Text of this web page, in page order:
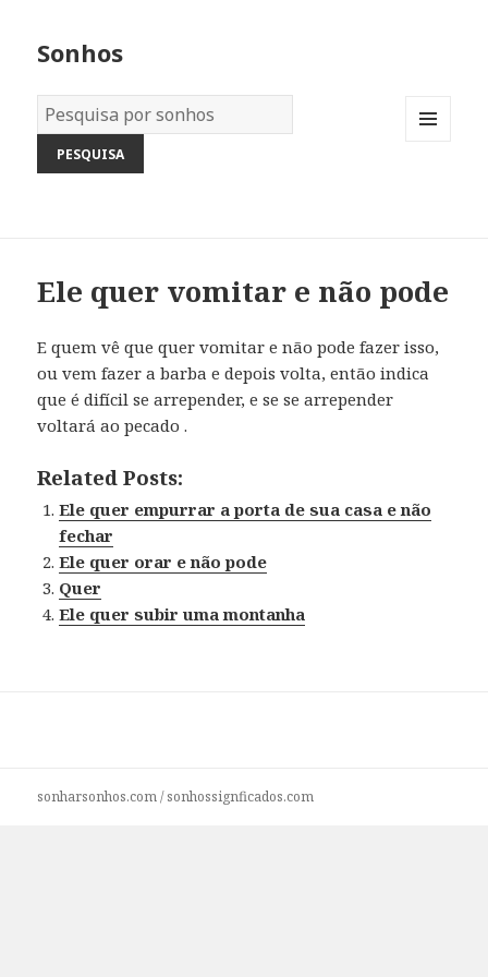
Sonhos
Dicionário
dos
Sonhos:
Ele quer vomitar e não pode
E quem vê que quer vomitar e não pode fazer isso,
ou vem fazer a barba e depois volta, então indica
que é difícil se arrepender, e se se arrepender
voltará ao pecado .
Related Posts:
Ele quer empurrar a porta de sua casa e não
fechar
Ele quer orar e não pode
Quer
Ele quer subir uma montanha
sonharsonhos.com/sonhossignficados.com